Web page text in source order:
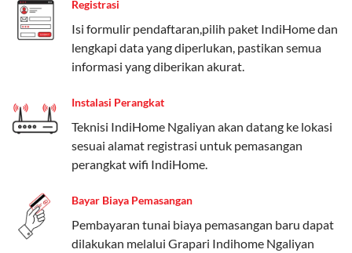
Paket Easy cocok untuk kebutuhan dasar, Paket
Complete untuk yang menginginkan fitur lengkap,
dan Paket Dynamic IP untuk pengguna yang
memprioritaskan kecepatan internet tinggi.
Paket Telkomsel One dengan Kuota Keluarga
Salah satu fitur unggulan Telkomsel One adalah Paket
Kuota Keluarga. Dengan kuota hingga 30 GB, Anda
bisa membagikan internet kepada anggota keluarga
atau teman tanpa perlu khawatir kehabisan kuota.
Berikut adalah detailnya:
Kuota Keluarga 30 GB
Registrasi
Isi formulir pendaftaran,pilih paket IndiHome dan
lengkapi data yang diperlukan, pastikan semua
informasi yang diberikan akurat.
Instalasi Perangkat
Teknisi IndiHome Ngaliyan akan datang ke lokasi
sesuai alamat registrasi untuk pemasangan
perangkat wifi IndiHome.
Bayar Biaya Pemasangan
Pembayaran tunai biaya pemasangan baru dapat
dilakukan melalui Grapari Indihome Ngaliyan